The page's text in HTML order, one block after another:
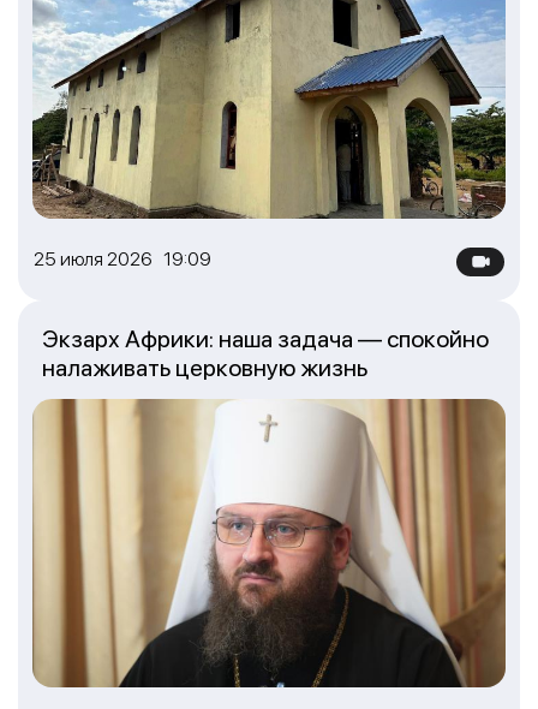
25 июля 2026 19:09
Экзарх Африки: наша задача — спокойно
налаживать церковную жизнь